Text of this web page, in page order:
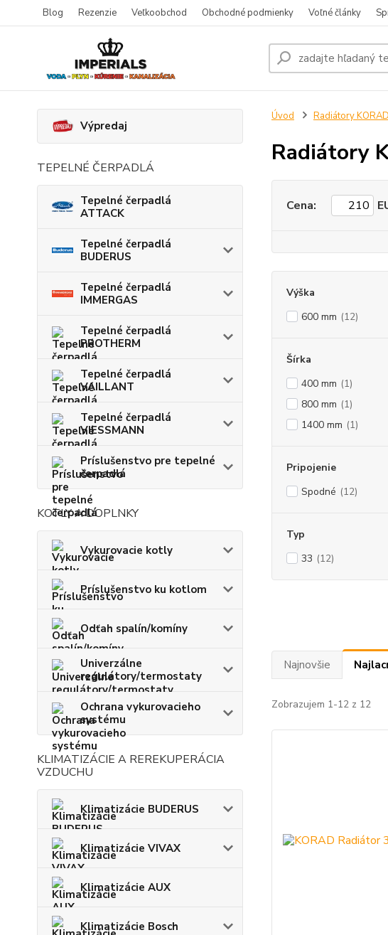
Blog Rezenzie Veľkoobchod Obchodné podmienky Voľné články
Výpredaj
TEPELNÉ ČERPADLÁ
Tepelné čerpadlá
ATTACK
Tepelné čerpadlá
BUDERUS
Tepelné čerpadlá
IMMERGAS
Tepelné čerpadlá
PROTHERM
Tepelné čerpadlá
VAILLANT
Tepelné čerpadlá
VIESSMANN
Príslušenstvo pre tepelné
čerpadlá
KOTLY A DOPLNKY
Vykurovacie kotly
Príslušenstvo ku kotlom
Odťah spalín/komíny
Univerzálne
regulátory/termostaty
Ochrana vykurovacieho
systému
KLIMATIZÁCIE A REREKUPERÁCIA
VZDUCHU
Klimatizácie BUDERUS
Klimatizácie VIVAX
Klimatizácie AUX
Klimatizácie Bosch
Úvod Radiátory
Radiátory
Cena:
Výška
600 mm (12)
Šírka
400 mm (1)
800 mm (1)
1400 mm (1)
Pripojenie
Spodné (12)
Typ
33 (12)
Najnovšie
Zobrazujem 1-12 z 12